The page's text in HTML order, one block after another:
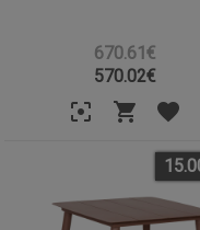
670.61€
570.02€